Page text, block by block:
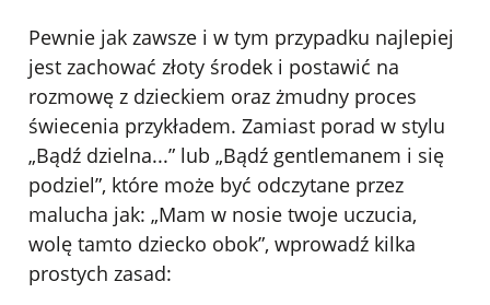
Pewnie jak zawsze i w tym przypadku najlepiej
jest zachować złoty środek i postawić na
rozmowę z dzieckiem oraz żmudny proces
świecenia przykładem. Zamiast porad w stylu
„Bądź dzielna...” lub „Bądź gentlemanem i się
podziel”, które może być odczytane przez
malucha jak: „Mam w nosie twoje uczucia,
wolę tamto dziecko obok”, wprowadź kilka
prostych zasad: